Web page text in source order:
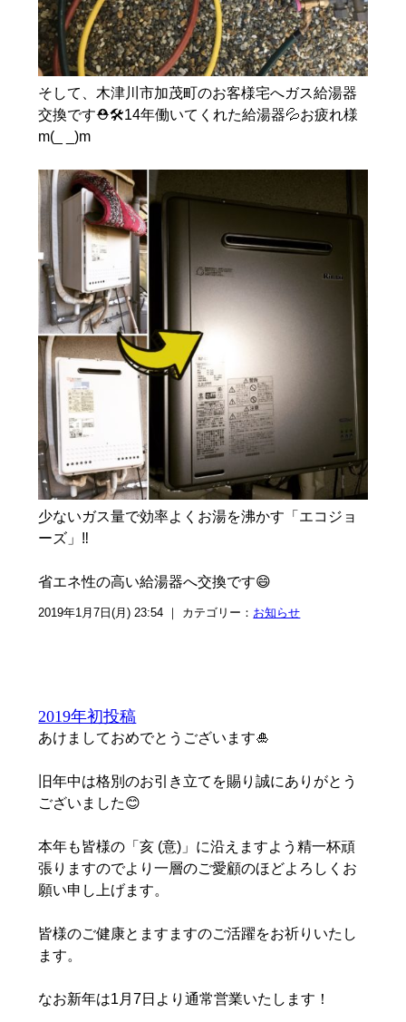
そして、木津川市加茂町のお客様宅へガス給湯器
交換です⛑🛠14年働いてくれた給湯器💦お疲れ様
m(_ _)m
少ないガス量で効率よくお湯を沸かす「エコジョ
ーズ」‼️
省エネ性の高い給湯器へ交換です😄
2019年1月7日(月) 23:54 ｜ カテゴリー： お知らせ
2019年初投稿
あけましておめでとうございます🎍
旧年中は格別のお引き立てを賜り誠にありがとう
ございました😊
本年も皆様の「亥 (意)」に沿えますよう精一杯頑
張りますのでより一層のご愛顧のほどよろしくお
願い申し上げます。
皆様のご健康とますますのご活躍をお祈りいたし
ます。
なお新年は1月7日より通常営業いたします！